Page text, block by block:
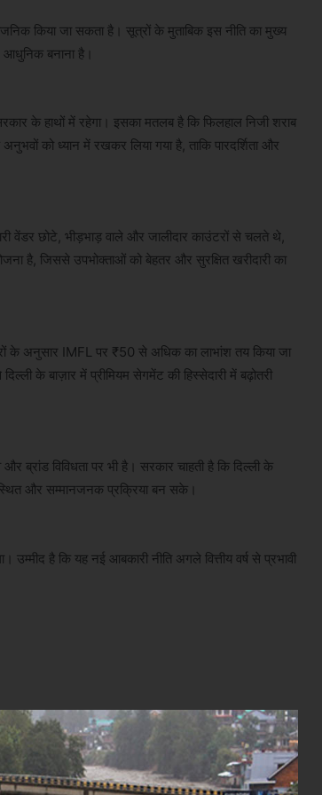
किया जा सकता है। सूत्रों के मुताबिक इस नीति का मुख्य
बनाना है।
के हाथों में रहेगा। इसका मतलब है कि फिलहाल निजी शराब
को ध्यान में रखकर लिया गया है, ताकि पारदर्शिता और
वेंडर छोटे, भीड़भाड़ वाले और जालीदार काउंटरों से चलते थे,
है, जिससे उपभोक्ताओं को बेहतर और सुरक्षित खरीदारी का
के अनुसार IMFL पर ₹50 से अधिक का लाभांश तय किया जा
के बाज़ार में प्रीमियम सेगमेंट की हिस्सेदारी में बढ़ोतरी
ब्रांड विविधता पर भी है। सरकार चाहती है कि दिल्ली के
और सम्मानजनक प्रक्रिया बन सके।
है कि यह नई आबकारी नीति अगले वित्तीय वर्ष से प्रभावी